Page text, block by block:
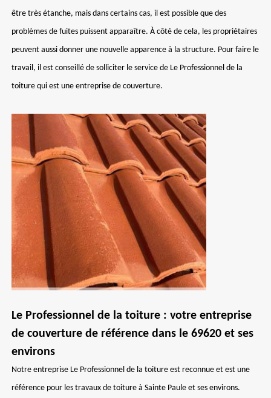
être très étanche, mais dans certains cas, il est possible que des
problèmes de fuites puissent apparaître. À côté de cela, les propriétaires
peuvent aussi donner une nouvelle apparence à la structure. Pour faire le
travail, il est conseillé de solliciter le service de Le Professionnel de la
toiture qui est une entreprise de couverture.
Le Professionnel de la toiture : votre entreprise
de couverture de référence dans le 69620 et ses
environs
Notre entreprise Le Professionnel de la toiture est reconnue et est une
référence pour les travaux de toiture à Sainte Paule et ses environs.